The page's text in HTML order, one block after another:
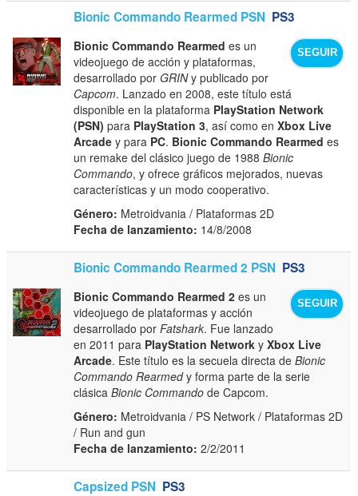
Bionic Commando Rearmed PSN PS3
SEGUIR
Bionic Commando Rearmed es un
videojuego de acción y plataformas,
desarrollado porGRINy publicado por
Capcom. Lanzado en 2008, este título está
disponible en la plataforma PlayStation Network
(PSN) para PlayStation 3, así como enXbox Live
Arcade y para PC. Bionic Commando Rearmed es
un remake del clásico juego de 1988Bionic
Commando, y ofrece gráficos mejorados, nuevas
características y un modo cooperativo.
Género: Metroidvania / Plataformas 2D
Fecha de lanzamiento: 14/8/2008
Bionic Commando Rearmed 2 PSN PS3
SEGUIR
Bionic Commando Rearmed 2 es un
videojuego de plataformas y acción
desarrollado porFatshark. Fue lanzado
en 2011 para PlayStation Network yXbox Live
Arcade. Este título es la secuela directa deBionic
Commando Rearmedy forma parte de la serie
clásicaBionic Commando de Capcom.
Género: Metroidvania / PS Network / Plataformas 2D
/ Run and gun
Fecha de lanzamiento: 2/2/2011
Capsized PSN PS3